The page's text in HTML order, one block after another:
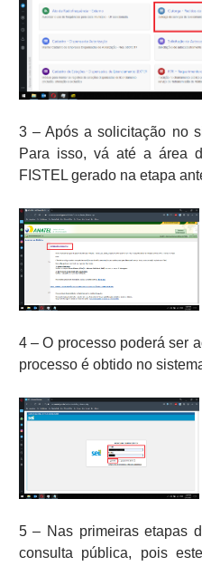
3 – Após a solicitação no
Para isso, vá até a área
FISTEL gerado na etapa
4 – O processo poderá ser
processo é obtido no
5 – Nas primeiras etapas
consulta pública, pois